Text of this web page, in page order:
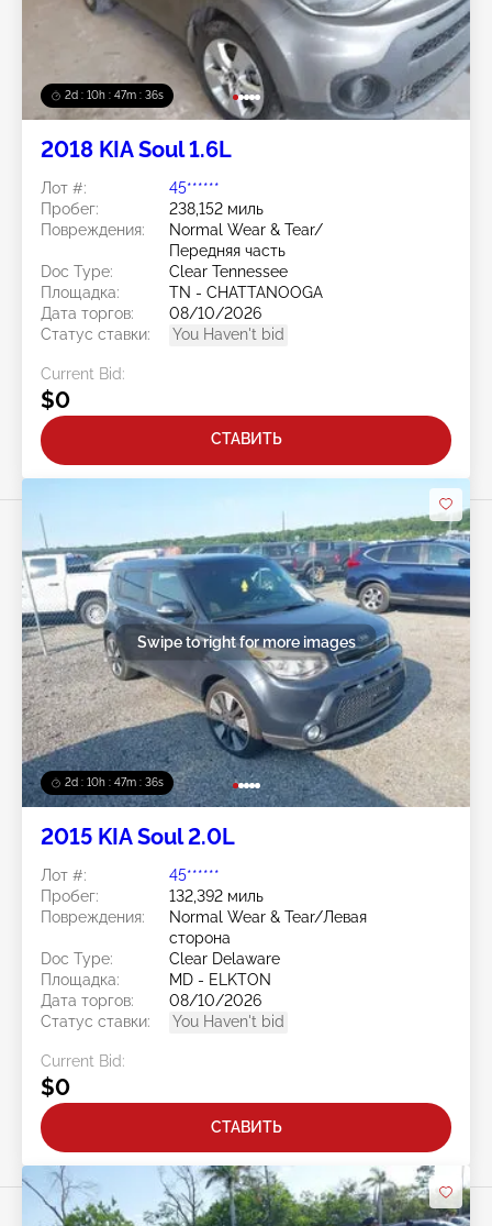
2d : 10h : 47m : 33s
2018 KIA Soul 1.6L
Лот #:
45******
Пробег:
238,152 миль
Повреждения:
Normal Wear & Tear/
Передняя часть
Doc Type:
Clear Tennessee
Площадка:
TN - CHATTANOOGA
Дата торгов:
08/10/2026
Статус ставки:
You Haven't bid
Current Bid:
$0
СТАВИТЬ
2d : 10h : 47m : 33s
Swipe to right for more images
2015 KIA Soul 2.0L
Лот #:
45******
Пробег:
132,392 миль
Повреждения:
Normal Wear & Tear/Левая
сторона
Doc Type:
Clear Delaware
Площадка:
MD - ELKTON
Дата торгов:
08/10/2026
Статус ставки:
You Haven't bid
Current Bid:
$0
СТАВИТЬ